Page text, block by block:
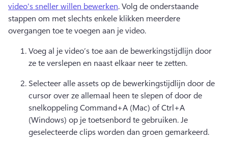
video's sneller willen bewerken. Volg de onderstaande
stappen om met slechts enkele klikken meerdere
overgangen toe te voegen aan je video.
Voeg al je video’s toe aan de bewerkingstijdlijn door
ze te verslepen en naast elkaar neer te zetten.
Selecteer alle assets op de bewerkingstijdlijn door de
cursor over ze allemaal heen te slepen of door de
snelkoppeling Command+A (Mac) of Ctrl+A
(Windows) op je toetsenbord te gebruiken. Je
geselecteerde clips worden dan groen gemarkeerd.